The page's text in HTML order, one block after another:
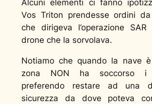
Alcuni elementi ci fanno
Vos Triton prendesse ordini da
che dirigeva l’operazione
drone che la sorvolava.
Notiamo che quando la nave
zona NON ha soccorso i
preferendo restare ad una
sicurezza da dove poteva